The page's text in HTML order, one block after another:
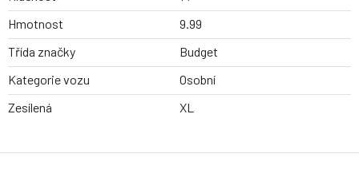
Hmotnost
9.99
Třída značky
Budget
Kategorie vozu
Osobní
Zesílená
XL